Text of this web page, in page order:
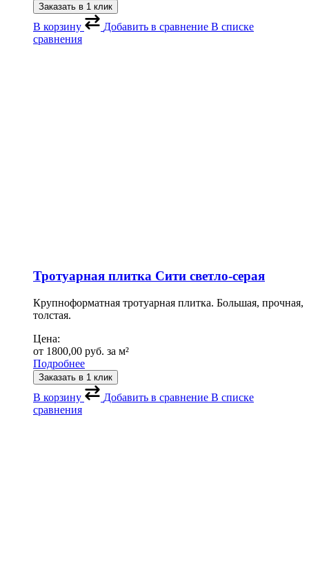
Заказать в 1 клик
В корзину Добавить в сравнение В списке
сравнения
Тротуарная плитка Сити светло-серая
Крупноформатная тротуарная плитка. Большая, прочная,
толстая.
Цена:
от 1800,00 руб. за м²
Подробнее
Заказать в 1 клик
В корзину Добавить в сравнение В списке
сравнения